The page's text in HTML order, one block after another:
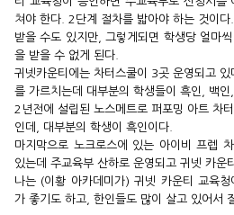
쳐야 한다. 2단계 절차를 밟아야 하는 것이다
받을 수도 있지만, 그렇게되 면 학생당 얼마
을 받을 수 없게 된다.
귀넷카운티에는 차터스쿨이 3곳 운영되고 있
를 가르치는데 대부분의 학생들이 흑인, 백인,
2년전에 설립된 노스메트로 퍼포밍 아트 차
인데, 대부분의 학생이 흑인이다.
마지막으로 노크로스에 있는 아이비 프렙
있는데 주교육부 산하로 운영되고 귀넷 카운
나는 (이황 아카데미가) 귀넷 카운티 교육청
가 좋기도 하고, 한인들도 많이 살고 있어서